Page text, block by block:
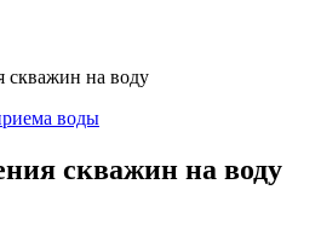
скважин на воду
воды
скважин на воду